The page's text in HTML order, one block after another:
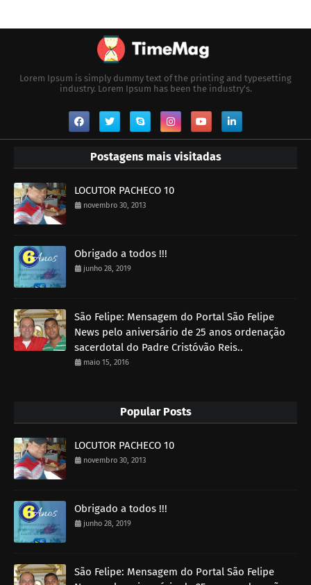
Lorem Ipsum is simply dummy text of the printing and typesetting
industry. Lorem Ipsum has been the industry's.
Postagens mais visitadas
LOCUTOR PACHECO 10
novembro 30, 2013
Obrigado a todos !!!
junho 28, 2019
São Felipe: Mensagem do Portal São Felipe
News pelo aniversário de 25 anos ordenação
sacerdotal do Padre Cristóvão Reis..
maio 15, 2016
Popular Posts
LOCUTOR PACHECO 10
novembro 30, 2013
Obrigado a todos !!!
junho 28, 2019
São Felipe: Mensagem do Portal São Felipe